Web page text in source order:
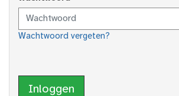
Wachtwoord vergeten?
Inloggen